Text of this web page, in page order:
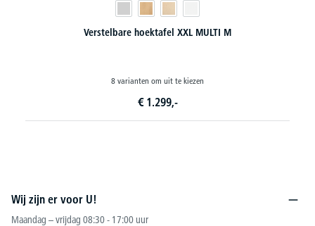
Hoogteverstelbare bureaus COMFORT
Wij zijn er voor U!
Maandag – vrijdag 08:30 - 17:00 uur